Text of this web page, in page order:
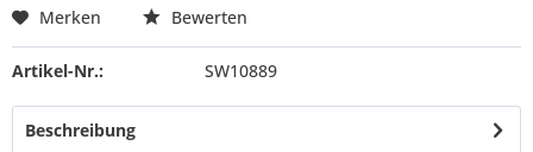
Merken Bewerten
Artikel-Nr.: SW10889
Beschreibung